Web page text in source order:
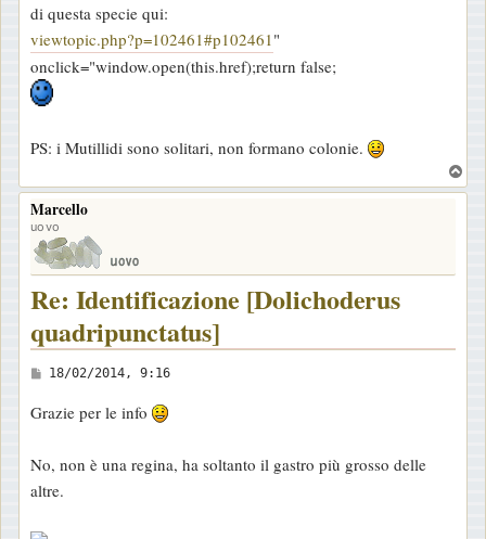
di questa specie qui:
viewtopic.php?p=102461#p102461 "
onclick="window.open(this.href);return false;
PS: i Mutillidi sono solitari, non formano colonie.
o
Marcello
uovo
Re: Identificazione [Dolichoderus
quadripunctatus]
M
s
a
g
18/02/2014, 9:16
Grazie per le info
No, non è una regina, ha soltanto il gastro più grosso delle
altre.